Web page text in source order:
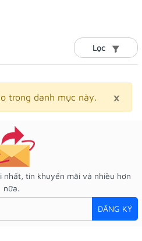
Lọc
×
trong danh mục này.
nhất, tin khuyến mãi và nhiều hơn
nữa.
ĐĂNG KÝ